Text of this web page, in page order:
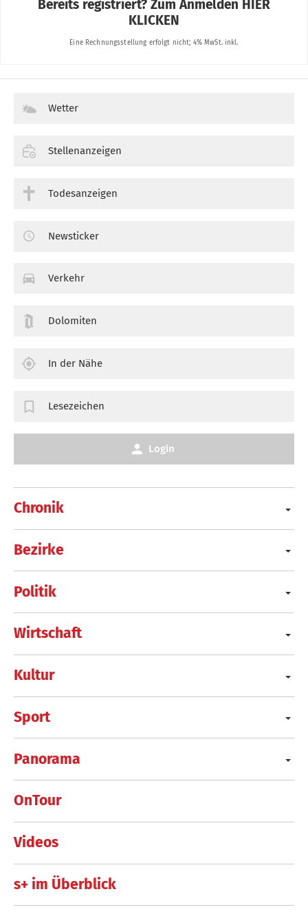
Chronik
Bezirke
Politik
Wirtschaft
Kultur
Sport
Panorama
OnTour
Videos
s+ im Überblick
Wetter
Stellenanzeigen
Todesanzeigen
Newsticker
Verkehr
Dolomiten
In der Nähe
Lesezeichen
Login